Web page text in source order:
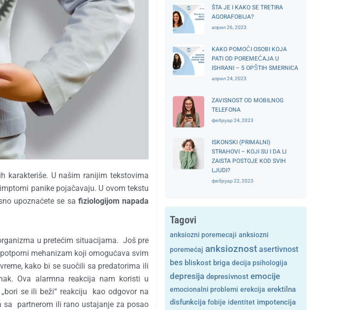
karakteriše. U našim ranijim tekstovima
panike pojačavaju. U ovom tekstu
upoznaćete se sa fiziologijom napada
u pretećim situacijama. Još pre
mehanizam koji omogućava svim
kako bi se suočili sa predatorima ili
Ova alarmna reakcija nam koristi u
se ili beži“ reakciju kao odgovor na
sa partnerom ili rano ustajanje za posao
ŠTA JE I KAKO SE TRETIRA
AGORAFOBIJA?
април 26, 2023
KAKO POMOĆI OSOBI KOJA
PATI OD POREMEĆAJA U
ISHRANI – 5 OPŠTIH SMERNICA
април 24, 2023
ZAVISNOST OD MOBILNOG
TELEFONA
фебруар 24, 2023
ISKONSKI (PRIMALNI)
STRAHOVI – KOJI SU I DA LI
ZAISTA POSTOJE KOD SVIH
LJUDI?
фебруар 22, 2023
Tagovi
anksiozni poremecaji anksiozni
poremećaj anksioznost asertivnost
bes bliskost briga decija psihologija
depresija depresivnost emocije
emocionalni problemi erekcija erektilna
disfunkcija fobije identitet impotencija